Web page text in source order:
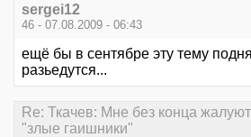
sergei12
46 - 07.08.2009 - 06:43
ещё бы в сентябре эту тему
разьедутся...
Re: Ткачев: Мне без конца
"злые гаишники"